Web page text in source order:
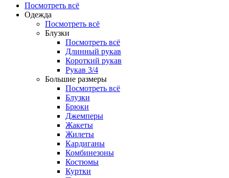
Посмотреть всё
Одежда
Посмотреть всё
Блузки
Посмотреть всё
Длинный рукав
Короткий рукав
Рукав 3/4
Большие размеры
Посмотреть всё
Блузки
Брюки
Джемперы
Жакеты
Жилеты
Кардиганы
Комбинезоны
Костюмы
Куртки